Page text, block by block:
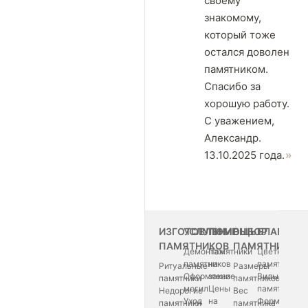
знакомому,
который тоже
остался доволен
памятником.
Спасибо за
хорошую работу.
С уважением,
Александр.
13.10.2025 года.
ИЗГОТОВЛЕНИЕ
ПАМЯТНИКОВ
Ритуальные
памятники
Недорогие
памятники
УСЛУГИ
Демонтаж
памятников
Оформление
могил
Уход
ПОМОЩЬ
Памятники
на
заказ
Цены
на
ВЫБОР
ПАМЯТНИКА
Размеры
памятников
Вес
памятника
Цветные
памятники
Виды
памятников
Формы